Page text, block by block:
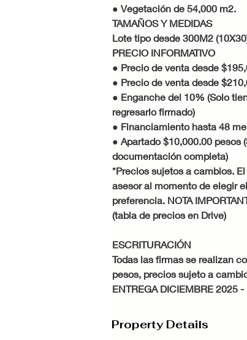
● Vegetación de 54,000 m2.
TAMAÑOS Y MEDIDAS
Lote tipo desde 300M2
PRECIO INFORMATIVO
● Precio de venta desde
● Precio de venta desde
● Enganche del 10% (Solo
regresarlo firmado)
● Financiamiento hasta 48
● Apartado $10,000.00 pesos
documentación completa)
*Precios sujetos a cambios.
asesor al momento de elegir
preferencia. NOTA
(tabla de precios en Drive)
ESCRITURACIÓN
Todas las firmas se realizan
pesos, precios sujeto a
ENTREGA DICIEMBRE 2025
Property Details